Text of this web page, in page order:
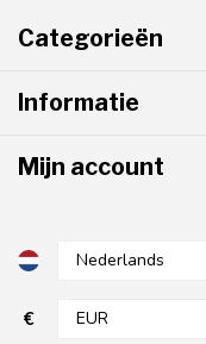
Categorieën
Informatie
Mijn account
€